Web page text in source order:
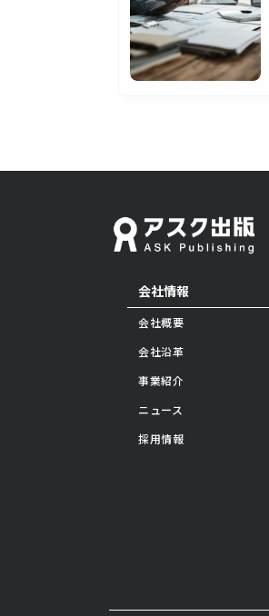
会社情報
会社概要
会社沿革
事業紹介
ニュース
採用情報